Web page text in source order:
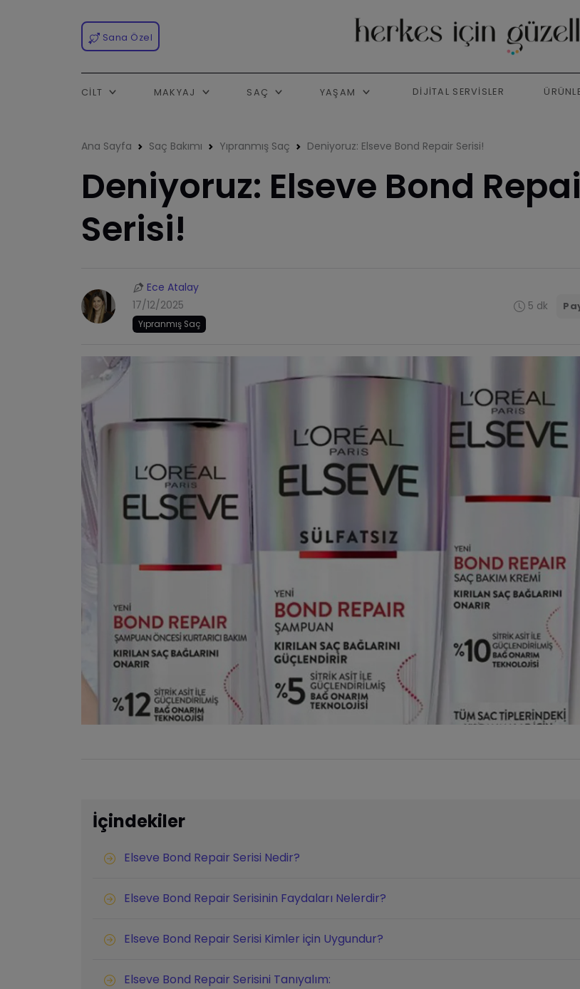
Sana Özel
CILT MAKYAJ SAÇ YAŞAM DIJITAL SERVISLER
Ana Sayfa Saç Bakımı Yıpranmış Saç Deniyoruz: Elseve Bond Repair Serisi!
Deniyoruz: Elseve Bond
Serisi!
Ece Atalay
17/12/2025
Yıpranmış Saç
5 dk
İçindekiler
Elseve Bond Repair Serisi Nedir?
Elseve Bond Repair Serisinin Faydaları Nelerdir?
Elseve Bond Repair Serisi Kimler için Uygundur?
Elseve Bond Repair Serisini Tanıyalım: